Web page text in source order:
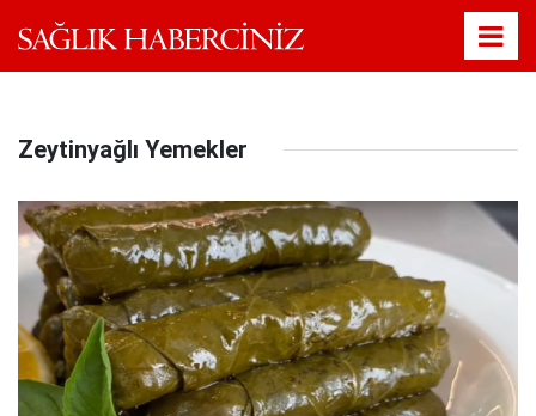
Zeytinyağlı Yemekler